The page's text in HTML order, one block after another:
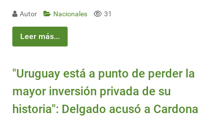
Autor Nacionales 31
Leer más...
"Uruguay está a punto de perder la
mayor inversión privada de su
historia": Delgado acusó a Cardona